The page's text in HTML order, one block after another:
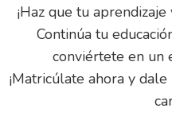
¡Haz que tu
Continúa tu
conviértete en un
¡Matricúlate ahora y